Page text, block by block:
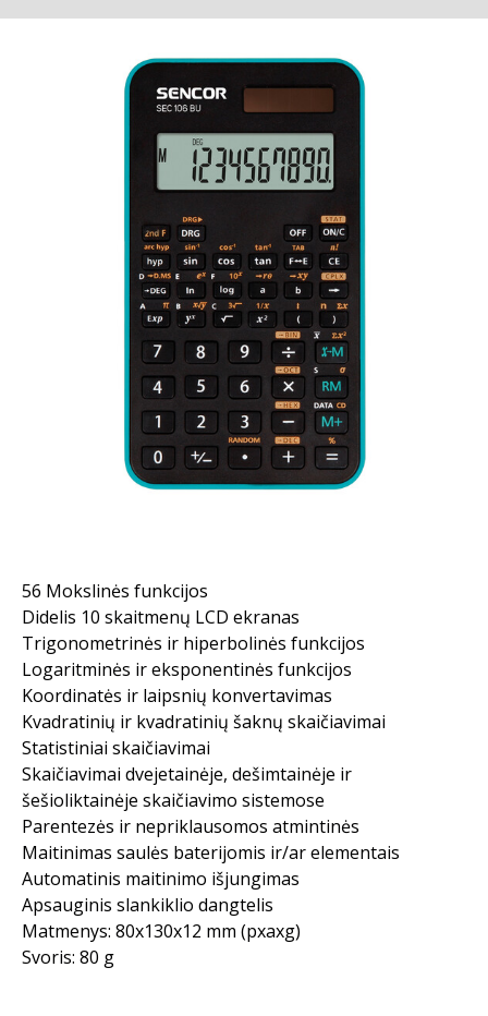
56 Mokslinės funkcijos
Didelis 10 skaitmenų LCD ekranas
Trigonometrinės ir hiperbolinės funkcijos
Logaritminės ir eksponentinės funkcijos
Koordinatės ir laipsnių konvertavimas
Kvadratinių ir kvadratinių šaknų skaičiavimai
Statistiniai skaičiavimai
Skaičiavimai dvejetainėje, dešimtainėje ir
šešioliktainėje skaičiavimo sistemose
Parentezės ir nepriklausomos atmintinės
Maitinimas saulės baterijomis ir/ar elementais
Automatinis maitinimo išjungimas
Apsauginis slankiklio dangtelis
Matmenys: 80x130x12 mm (pxaxg)
Svoris: 80 g